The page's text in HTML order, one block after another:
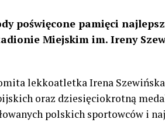
poświęcone pamięci
Miejskim im. Ireny
lekkoatletka Irena
oraz dziesięciokrotną
polskich sportowców i